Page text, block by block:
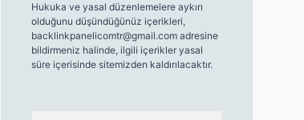
Hukuka ve yasal düzenlemelere aykırı
olduğunu düşündüğünüz içerikleri,
backlinkpanelicomtr@gmail.comadresine
bildirmeniz halinde, ilgili içerikler yasal
süre içerisinde sitemizden kaldırılacaktır.